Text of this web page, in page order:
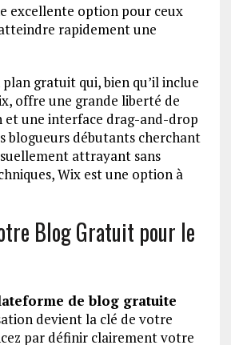
excellente option pour ceux
rapidement une
gratuit qui, bien qu’il inclue
offre une grande liberté de
et une interface drag-and-drop
blogueurs débutants cherchant
attrayant sans
Wix est une option à
Blog Gratuit pour le
de blog gratuite
devient la clé de votre
par définir clairement votre